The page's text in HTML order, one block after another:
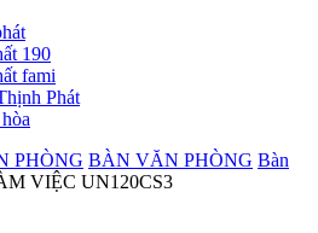
190
fami
Phát
PHÒNG BÀN VĂN PHÒNG Bàn
VIỆC UN120CS3